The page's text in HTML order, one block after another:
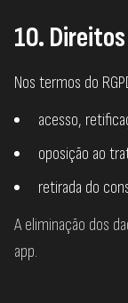
10.
Nos termos do
acesso,
oposição ao
retirada do
A eliminação dos
app.